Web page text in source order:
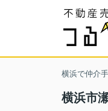
横浜で仲介
横浜市